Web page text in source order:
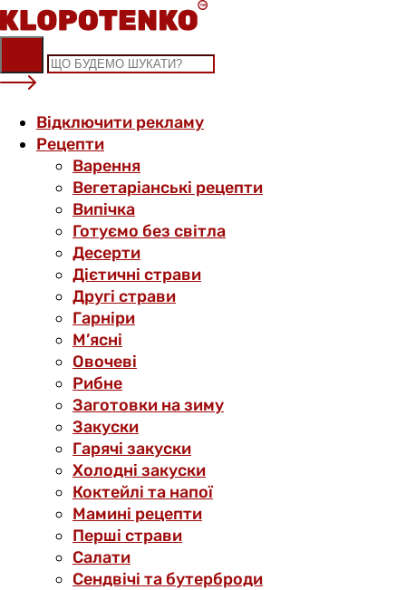
Skip
to
content
Відключити рекламу
Рецепти
Варення
Вегетаріанські рецепти
Випічка
Готуємо без світла
Десерти
Дієтичні страви
Другі страви
Гарніри
М’ясні
Овочеві
Рибне
Заготовки на зиму
Закуски
Гарячі закуски
Холодні закуски
Коктейлі та напої
Мамині рецепти
Перші страви
Салати
Сендвічі та бутерброди